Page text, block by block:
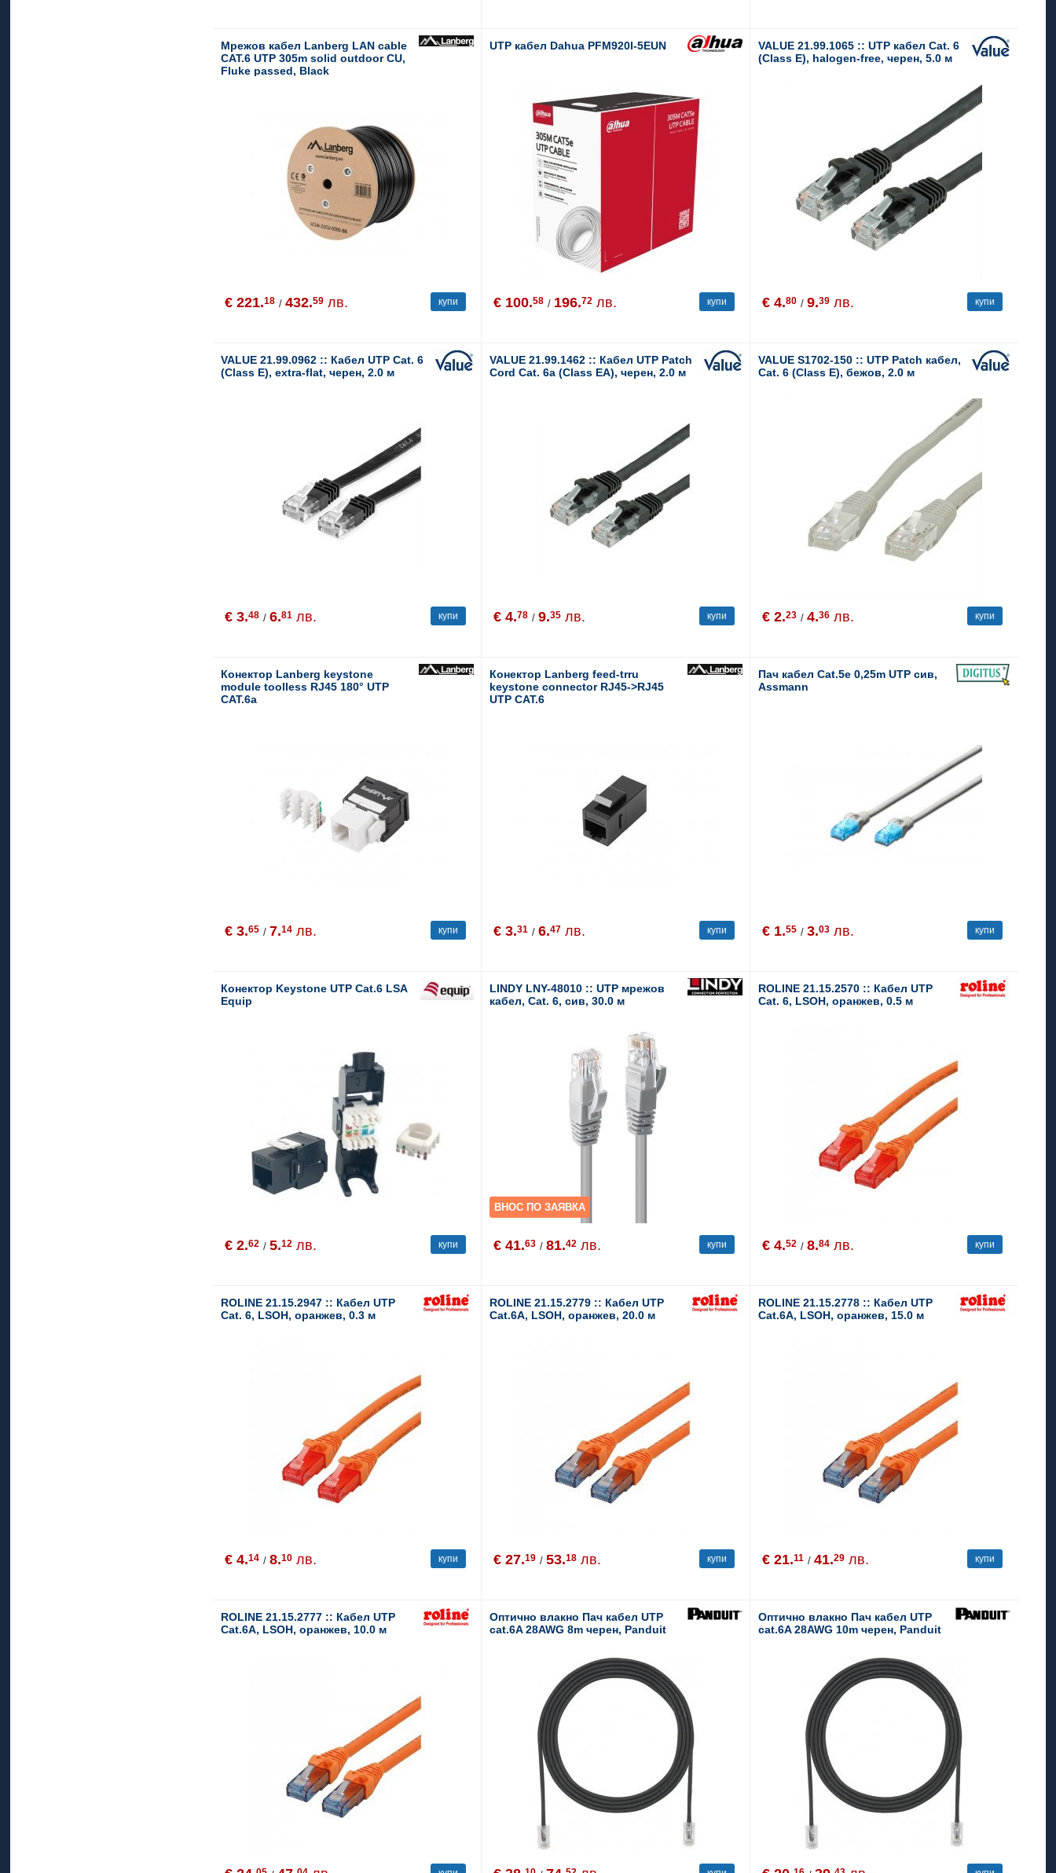
Мрежов кабел Lanberg LAN cable
CAT.6 UTP 305m solid outdoor CU,
Fluke passed, Black
€ 221.18 /432.59 лв. купи
UTP кабел Dahua PFM920I-5EUN
€ 100.58 / 196.72 лв. купи
VALUE 21.99.1065 :: UTP кабел Cat. 6
(Class E), halogen-free, черен, 5.0 м
€ 4.80 / 9.39 лв. купи
VALUE 21.99.0962 :: Кабел UTP Cat. 6
(Class E), extra-flat, черен, 2.0 м
€ 3.48 /6.81 лв. купи
VALUE 21.99.1462 :: Кабел UTP Patch
Cord Cat. 6a (Class EA), черен, 2.0 м
€ 4.78 /9.35 лв. купи
VALUE S1702-150 :: UTP Patch кабел,
Cat. 6 (Class E), бежов, 2.0 м
€ 2.23 / 4.36 лв. купи
Конектор Lanberg keystone
module toolless RJ45 180° UTP
CAT.6a
€ 3.65 / 7.14 лв. купи
Конектор Lanberg feed-trru
keystone connector RJ45->RJ45
UTP CAT.6
€ 3.31 /6.47 лв. купи
Пач кабел Cat.5e 0,25m UTP сив,
Assmann
€ 1.55 / 3.03 лв. купи
Конектор Keystone UTP Cat.6 LSA
Equip
€ 2.62 /5.12 лв. купи
LINDY LNY-48010 :: UTP мрежов
кабел, Cat. 6, сив, 30.0 м
ВНОС ПО ЗАЯВКА
€ 41.63 /81.42 лв. купи
ROLINE 21.15.2570 :: Кабел UTP
Cat. 6, LSOH, оранжев, 0.5 м
€ 4.52 / 8.84 лв. купи
ROLINE 21.15.2947 :: Кабел UTP
Cat. 6, LSOH, оранжев, 0.3 м
€ 4.14 /8.10 лв. купи
ROLINE 21.15.2779 :: Кабел UTP
Cat.6A, LSOH, оранжев, 20.0 м
€ 27.19 /53.18 лв. купи
ROLINE 21.15.2778 :: Кабел UTP
Cat.6A, LSOH, оранжев, 15.0 м
€ 21.11 / 41.29 лв. купи
ROLINE 21.15.2777 :: Кабел UTP
Cat.6A, LSOH, оранжев, 10.0 м
Оптично влакно Пач кабел UTP
cat.6A 28AWG 8m черен, Panduit
Оптично влакно Пач кабел UTP
cat.6A 28AWG 10m черен, Panduit